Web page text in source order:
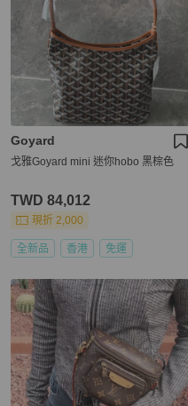
Goyard
戈雅Goyard mini 迷你hobo 黑棕色
TWD 84,012
現折 2,000
全新品 香港 免運